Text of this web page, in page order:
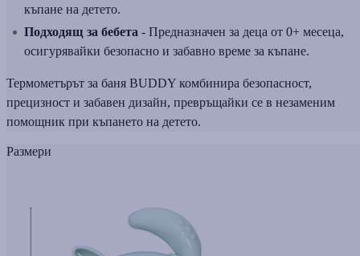
къпане на детето.
Подходящ за бебета - Предназначен за деца от 0+ месеца,
осигурявайки безопасно и забавно време за къпане.
Термометърът за баня BUDDY комбинира безопасност,
прецизност и забавен дизайн, превръщайки се в незаменим
помощник при къпането на детето.
Размери